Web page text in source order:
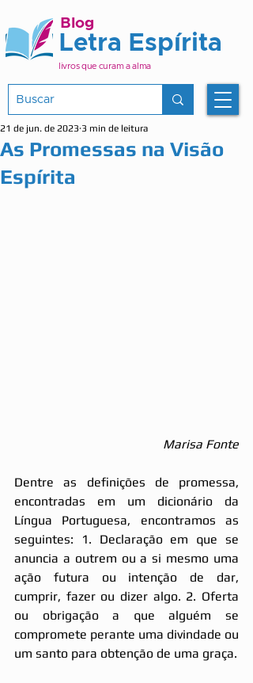
Letra Espírita
Blog
livros que curam a alma
As Promessas na Visão
Espírita
21 de jun. de 2023 3 min de leitura
Marisa Fonte
Dentre as definições de promessa,
encontradas em um dicionário da
Língua Portuguesa, encontramos as
seguintes: 1. Declaração em que se
anuncia a outrem ou a si mesmo uma
ação futura ou intenção de dar,
cumprir, fazer ou dizer algo. 2. Oferta
ou obrigação a que alguém se
compromete perante uma divindade ou